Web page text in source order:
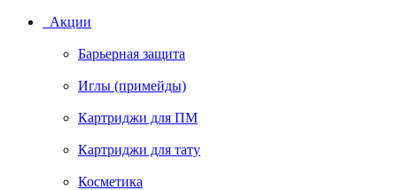
Акции
Барьерная защита
Иглы (примейды)
Картриджи для ПМ
Картриджи для тату
Косметика